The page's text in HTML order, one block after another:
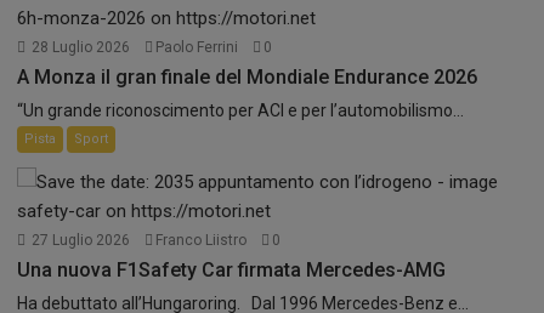
28 Luglio 2026 Paolo Ferrini 0
A Monza il gran finale del Mondiale Endurance 2026
“Un grande riconoscimento per ACI e per l’automobilismo...
Pista Sport
27 Luglio 2026 Franco Liistro 0
Una nuova F1Safety Car firmata Mercedes-AMG
Ha debuttato all’Hungaroring. Dal 1996 Mercedes-Benz e...